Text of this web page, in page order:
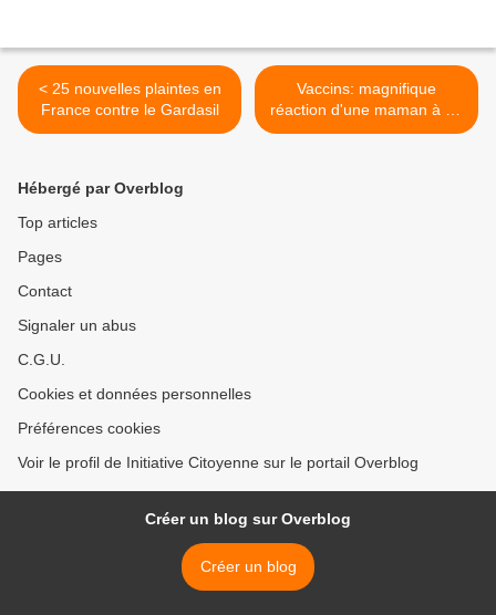
< 25 nouvelles plaintes en
France contre le Gardasil
Vaccins: magnifique
réaction d'une maman à un
article de presse partial >
Hébergé par Overblog
Top articles
Pages
Contact
Signaler un abus
C.G.U.
Cookies et données personnelles
Préférences cookies
Voir le profil de Initiative Citoyenne sur le portail Overblog
Créer un blog sur Overblog
Créer un blog